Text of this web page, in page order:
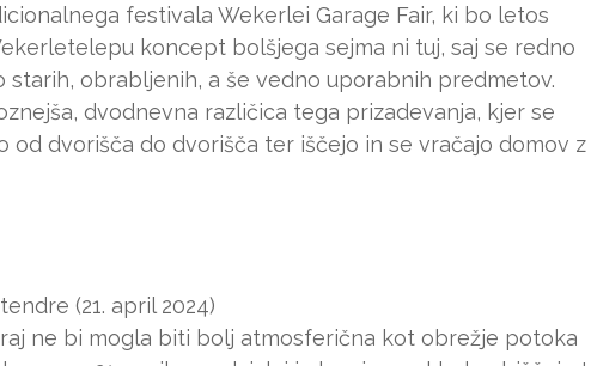
festivala Wekerlei Garage Fair, ki bo letos
koncept bolšjega sejma ni tuj, saj se redno
starih, obrabljenih, a še vedno uporabnih predmetov.
dvodnevna različica tega prizadevanja, kjer se
od dvorišča do dvorišča ter iščejo in se vračajo domov z
(21. april 2024)
ne bi mogla biti bolj atmosferična kot obrežje potoka